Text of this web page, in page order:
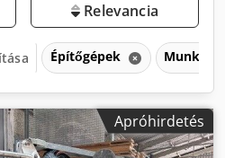
Relevancia
Építőgépek
Apróhirdetés